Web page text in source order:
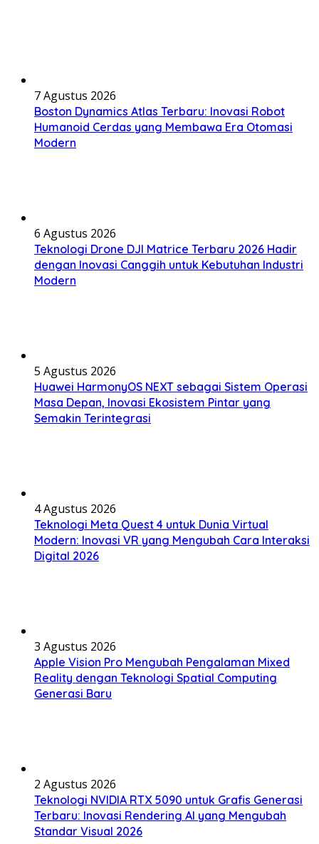
7 Agustus 2026
Boston Dynamics Atlas Terbaru: Inovasi Robot
Humanoid Cerdas yang Membawa Era Otomasi
Modern
6 Agustus 2026
Teknologi Drone DJI Matrice Terbaru 2026 Hadir
dengan Inovasi Canggih untuk Kebutuhan Industri
Modern
5 Agustus 2026
Huawei HarmonyOS NEXT sebagai Sistem Operasi
Masa Depan, Inovasi Ekosistem Pintar yang
Semakin Terintegrasi
4 Agustus 2026
Teknologi Meta Quest 4 untuk Dunia Virtual
Modern: Inovasi VR yang Mengubah Cara Interaksi
Digital 2026
3 Agustus 2026
Apple Vision Pro Mengubah Pengalaman Mixed
Reality dengan Teknologi Spatial Computing
Generasi Baru
2 Agustus 2026
Teknologi NVIDIA RTX 5090 untuk Grafis Generasi
Terbaru: Inovasi Rendering AI yang Mengubah
Standar Visual 2026